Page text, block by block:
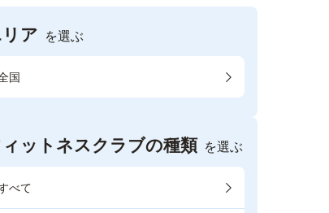
ア を選ぶ
国
ィットネスクラブの種類 を選ぶ
べて